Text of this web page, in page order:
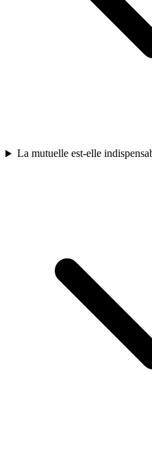
La mutuelle est‑elle